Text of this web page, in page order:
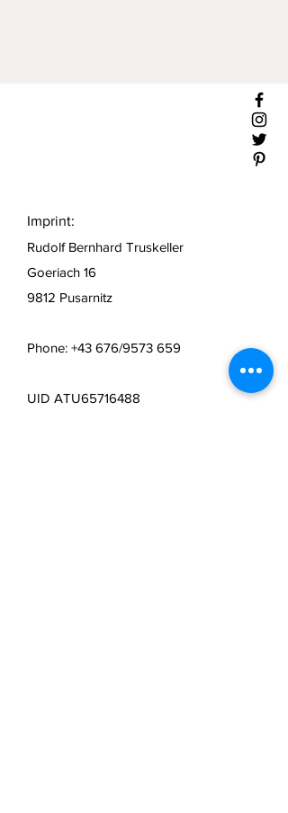
Imprint:
Rudolf Bernhard Truskeller
Goeriach 16
9812 Pusarnitz
Phone: +43 676/9573 659
UID ATU65716488